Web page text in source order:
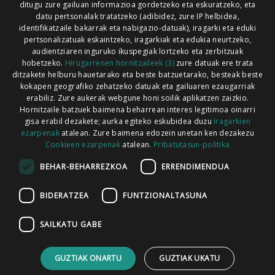
Xorroxin irratia | Lesaka | T. 948638288
Codesyntaxek garatua
HARREMANETARAKO
ditugu zure gailuan informazioa gordetzeko eta eskuratzeko, eta
datu pertsonalak tratatzeko (adibidez, zure IP helbidea,
identifikatzaile bakarrak eta nabigazio-datuak), iragarki eta eduki
pertsonalizatuak eskaintzeko, iragarkiak eta edukia neurtzeko,
audientziaren inguruko ikuspegiak lortzeko eta zerbitzuak
hobetzeko. Hirugarrenen hornitzaileek (3)zure datuak ere trata
ditzakete helburu hauetarako eta beste batzuetarako, besteak beste
kokapen geografiko zehatzeko datuak eta gailuaren ezaugarriak
erabiliz. Zure aukerak webgune honi soilik aplikatzen zaizkio.
Hornitzaile batzuek baimena beharrean interes legitimoa oinarri
gisa erabil dezakete; aurka egiteko eskubidea duzu Iragarkien
ezarpenakatalean. Zure baimena edozein unetan ken dezakezu
Cookieen ezarpenak atalean. Pribatutasun-politika
BEHAR-BEHARREZKOA ERRENDIMENDUA
BIDERATZEA FUNTZIONALTASUNA
SAILKATU GABE
GUZTIAK ONARTU GUZTIAK UKATU